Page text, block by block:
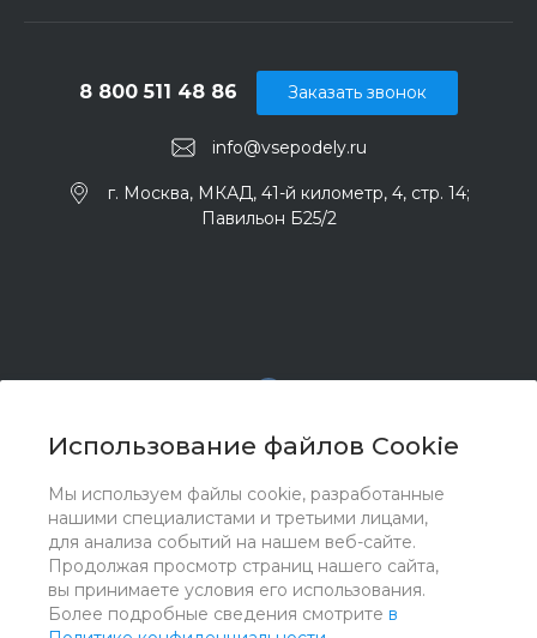
Использование файлов Cookie
Мы используем файлы cookie, разработанные
нашими специалистами и третьими лицами,
для анализа событий на нашем веб-сайте.
Продолжая просмотр страниц нашего сайта,
вы принимаете условия его использования.
Более подробные сведения смотрите в
info@vsepodely.ru
8 800 511 48 86
г. Москва, МКАД, 41-й километр, 4, стр. 14;
Павильон Б25/2
Заказать звонок
© 2017 - 2026 ООО "Комплектстрой 41", Все права
защищены